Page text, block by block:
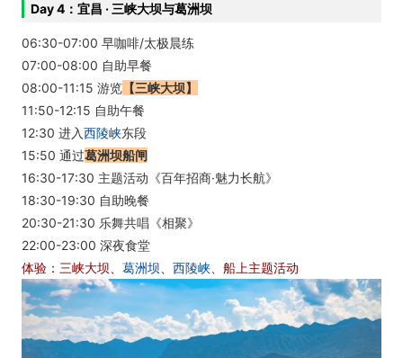
Day 4：宜昌 · 三峡大坝与葛洲坝
06:30-07:00 早咖啡/太极晨练
07:00-08:00 自助早餐
08:00-11:15 游览 【三峡大坝】
11:50-12:15 自助午餐
12:30 进入西陵峡东段
15:50 通过葛洲坝船闸
16:30-17:30 主题活动《百年招商·魅力长航》
18:30-19:30 自助晚餐
20:30-21:30 乐舞共唱《相聚》
22:00-23:00 深夜食堂
体验：三峡大坝、 葛洲坝 西陵峡 、船上主题活动